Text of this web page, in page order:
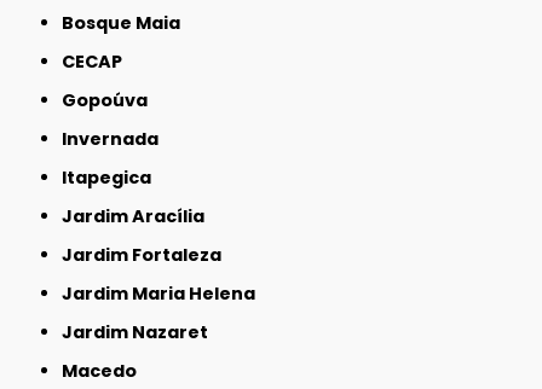
Bosque Maia
CECAP
Gopoúva
Invernada
Itapegica
Jardim Aracília
Jardim Fortaleza
Jardim Maria Helena
Jardim Nazaret
Macedo